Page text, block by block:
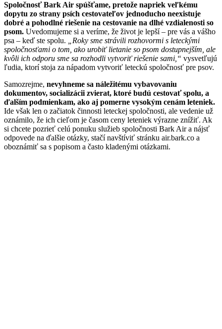
Spoločnosť Bark Air spúšťame, pretože napriek veľkému
dopytu zo strany psích cestovateľov jednoducho neexistuje
dobré a pohodlné riešenie na cestovanie na dlhé vzdialenosti so
psom. Uvedomujeme si a veríme, že život je lepší – pre vás a vášho
psa – keď ste spolu.
„Roky sme strávili rozhovormi s leteckými
spoločnosťami o tom, ako urobiť lietanie so psom dostupnejším, ale
kvôli ich odporu sme sa rozhodli vytvoriť riešenie sami,“ vysvetľujú
ľudia, ktorí stoja za nápadom vytvoriť leteckú spoločnosť pre psov.
Samozrejme, nevyhneme sa náležitému vybavovaniu
dokumentov, socializácii zvierat, ktoré budú cestovať spolu, a
ďalším podmienkam, ako aj pomerne vysokým cenám leteniek.
Ide však len o začiatok činnosti leteckej spoločnosti, ale vedenie už
oznámilo, že ich cieľom je časom ceny leteniek výrazne znížiť. Ak
si chcete pozrieť celú ponuku služieb spoločnosti Bark Air a nájsť
odpovede na ďalšie otázky, stačí navštíviť stránku air.bark.co a
oboznámiť sa s popisom a často kladenými otázkami.